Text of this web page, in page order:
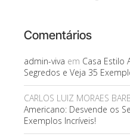
Comentários
admin-viva em Casa Estilo
Segredos e Veja 35
CARLOS LUIZ MORAES
Americano: Desvende os
Exemplos Incríveis!